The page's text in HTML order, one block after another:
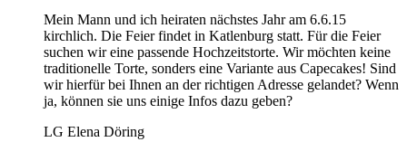
Mein Mann und ich heiraten nächstes Jahr am 6.6.15
kirchlich. Die Feier findet in Katlenburg statt. Für die Feier
suchen wir eine passende Hochzeitstorte. Wir möchten keine
traditionelle Torte, sonders eine Variante aus Capecakes! Sind
wir hierfür bei Ihnen an der richtigen Adresse gelandet? Wenn
ja, können sie uns einige Infos dazu geben?
LG Elena Döring